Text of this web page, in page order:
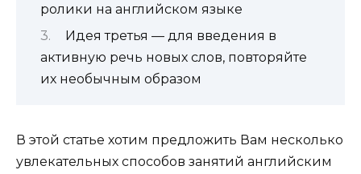
ролики на английском языке
Идея третья — для введения в
активную речь новых слов, повторяйте
их необычным образом
В этой статье хотим предложить Вам несколько
увлекательных способов занятий английским